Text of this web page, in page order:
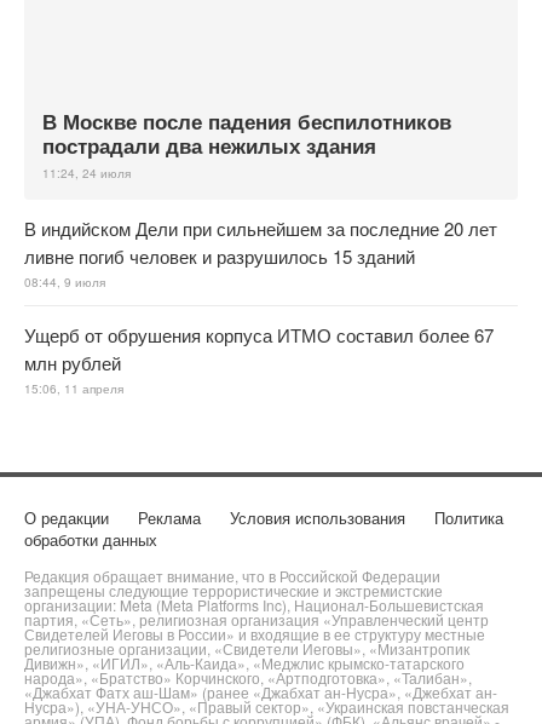
В Москве после падения беспилотников
пострадали два нежилых здания
11:24, 24 июля
В индийском Дели при сильнейшем за последние 20 лет
ливне погиб человек и разрушилось 15 зданий
08:44, 9 июля
Ущерб от обрушения корпуса ИТМО составил более 67
млн рублей
15:06, 11 апреля
О редакции Реклама Условия использования
Политика
обработки данных
Редакция обращает внимание, что в Российской Федерации
запрещены следующие террористические и экстремистские
организации: Meta (Meta Platforms Inc), Национал-Большевистская
партия, «Сеть», религиозная организация «Управленческий центр
Свидетелей Иеговы в России» и входящие в ее структуру местные
религиозные организации, «Свидетели Иеговы», «Мизантропик
Дивижн», «ИГИЛ», «Аль-Каида», «Меджлис крымско-татарского
народа», «Братство» Корчинского, «Артподготовка», «Талибан»,
«Джабхат Фатх аш-Шам» (ранее «Джабхат ан-Нусра», «Джебхат ан-
Нусра»), «УНА-УНСО», «Правый сектор», «Украинская повстанческая